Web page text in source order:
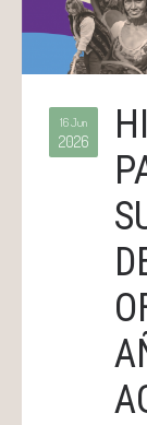
16 Jun
2026